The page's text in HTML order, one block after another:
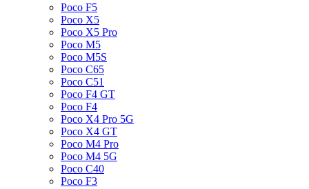
Poco F5
Poco X5
Poco X5 Pro
Poco M5
Poco M5S
Poco C65
Poco C51
Poco F4 GT
Poco F4
Poco X4 Pro 5G
Poco X4 GT
Poco M4 Pro
Poco M4 5G
Poco C40
Poco F3